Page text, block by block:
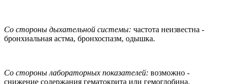
Со стороны дыхательной системы: частота неизвестна -
бронхиальная астма, бронхоспазм, одышка.
Со стороны лабораторных показателей: возможно -
снижение содержания гематокрита или гемоглобина,